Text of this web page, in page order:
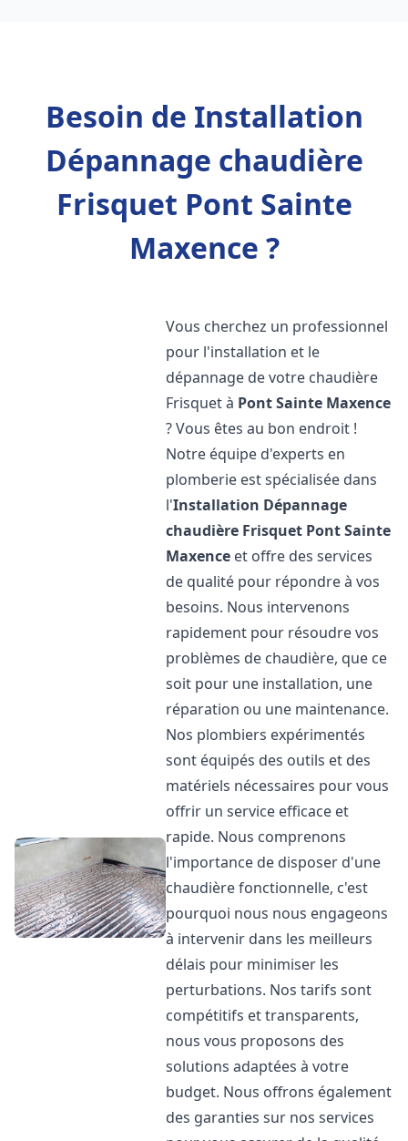
Besoin de Installation
Dépannage chaudière
Frisquet Pont Sainte
Maxence ?
Vous cherchez un professionnel
pour l'installation et le
dépannage de votre chaudière
Frisquet à Pont Sainte Maxence
? Vous êtes au bon endroit !
Notre équipe d'experts en
plomberie est spécialisée dans
l'Installation Dépannage
chaudière Frisquet Pont Sainte
Maxence et offre des services
de qualité pour répondre à vos
besoins. Nous intervenons
rapidement pour résoudre vos
problèmes de chaudière, que ce
soit pour une installation, une
réparation ou une maintenance.
Nos plombiers expérimentés
sont équipés des outils et des
matériels nécessaires pour vous
offrir un service efficace et
rapide. Nous comprenons
l'importance de disposer d'une
chaudière fonctionnelle, c'est
pourquoi nous nous engageons
à intervenir dans les meilleurs
délais pour minimiser les
perturbations. Nos tarifs sont
compétitifs et transparents,
nous vous proposons des
solutions adaptées à votre
budget. Nous offrons également
des garanties sur nos services